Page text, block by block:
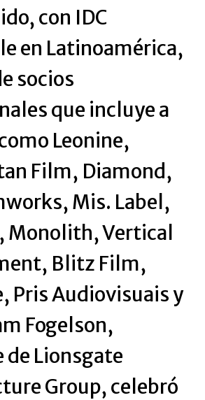
con IDC
en Latinoamérica,
socios
que incluye a
Leonine,
Film, Diamond,
Mis. Label,
Monolith, Vertical
Blitz Film,
Pris Audiovisuais y
Fogelson,
Lionsgate
Group, celebró